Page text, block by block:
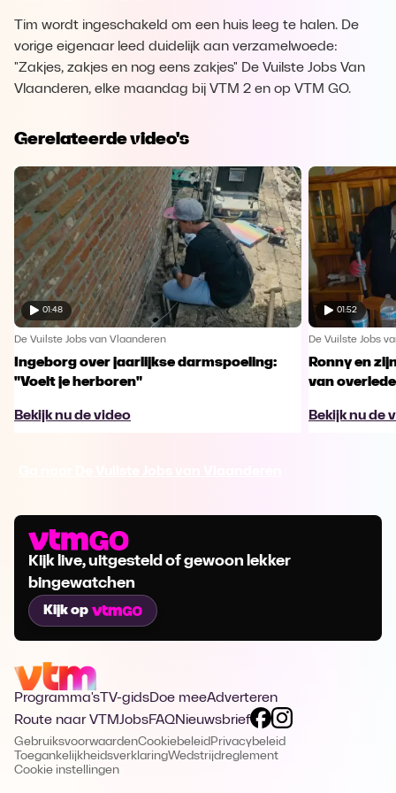
Tim wordt ingeschakeld om een huis leeg te halen. De
vorige eigenaar leed duidelijk aan verzamelwoede:
"Zakjes, zakjes en nog eens zakjes" De Vuilste Jobs Van
Vlaanderen, elke maandag bij VTM 2 en op VTM GO.
Gerelateerde video's
01:48
De Vuilste Jobs van Vlaanderen
Ingeborg over jaarlijkse darmspoeling:
"Voelt je herboren"
Bekijk nu de video
01:52
De Vuilste Jobs
Ronny en
van
Bekijk nu de
Kijk live, uitgesteld of gewoon lekker
bingewatchen
Kijk op
Programma's TV-gidsDoe meeAdverteren
Route naar VTMJobsFAQNieuwsbrief
GebruiksvoorwaardenCookiebeleid Privacybeleid
ToegankelijkheidsverklaringWedstrijdreglement
Cookie instellingen